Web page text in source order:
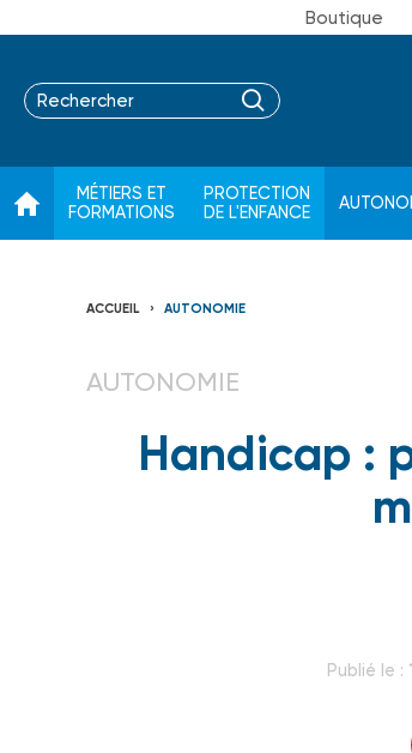
Boutique
MÉTIERS ET
FORMATIONS
PROTECTION
DE L'ENFANCE
ACCUEIL AUTONOMIE
AUTONOMIE
Handicap :
Publié le :